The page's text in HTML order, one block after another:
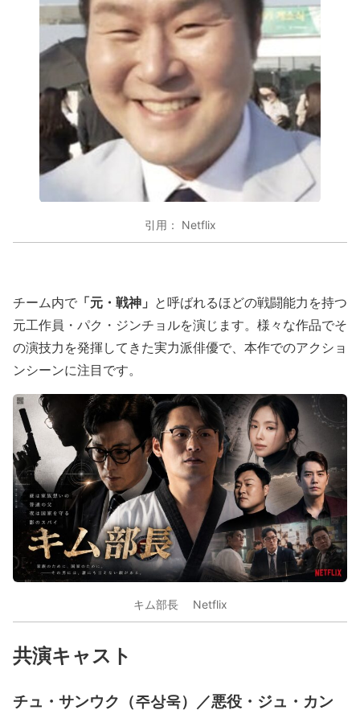
引用： Netflix
チーム内で 「元・戦神」 と呼ばれるほどの戦闘能力を持つ
元工作員・パク・ジンチョルを演じます。様々な作品でそ
の演技力を発揮してきた実力派俳優で、本作でのアクショ
ンシーンに注目です。
キム部長 Netflix
共演キャスト
チュ・サンウク（주상욱）／悪役・ジュ・カン